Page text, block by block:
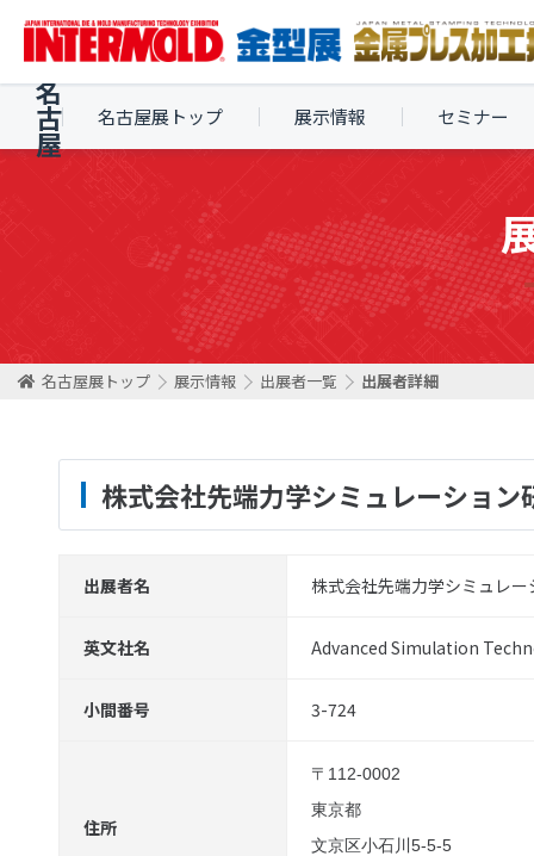
名
古
屋
名古屋展トップ 展示情報 セミナー
名古屋展トップ 展示情報 出展者一覧 出展者詳細
株式会社先端力学シミュレーション
出展者名 株式会社先端力学シミュレ
英文社名 Advanced Simulation
小間番号 3-724
住所
〒112-0002
東京都
文京区小石川5-5-5